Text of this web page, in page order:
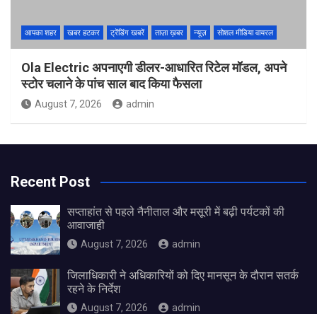
आपका शहर खबर हटकर ट्रेंडिंग खबरें ताज़ा ख़बर न्यूज़ सोशल मीडिया वायरल
Ola Electric अपनाएगी डीलर-आधारित रिटेल मॉडल, अपने
स्टोर चलाने के पांच साल बाद किया फैसला
August 7, 2026 admin
Recent Post
सप्ताहांत से पहले नैनीताल और मसूरी में बढ़ी पर्यटकों की
आवाजाही
August 7, 2026 admin
जिलाधिकारी ने अधिकारियों को दिए मानसून के दौरान सतर्क
रहने के निर्देश
August 7, 2026 admin